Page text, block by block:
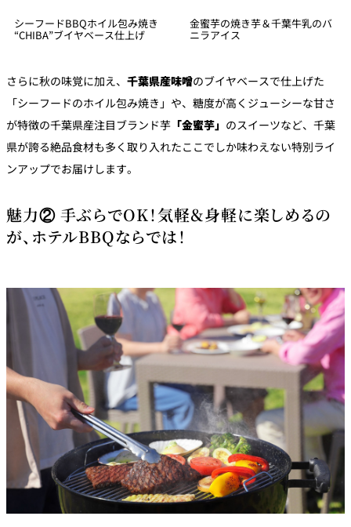
シーフードBBQホイル包み焼き
“CHIBA”ブイヤベース仕上げ
金蜜芋の焼き芋＆千葉牛乳のバ
ニラアイス
さらに秋の味覚に加え、 千葉県産味噌のブイヤベースで仕上げた
「シーフードのホイル包み焼き」や、糖度が高くジューシーな甘さ
が特徴の千葉県産注目ブランド芋 「金蜜芋」 のスイーツなど、千葉
県が誇る絶品食材も多く取り入れたここでしか味わえない特別ライ
ンアップでお届けします。
魅力② 手ぶらでOK！気軽＆身軽に楽しめるの
が、ホテルBBQならでは！